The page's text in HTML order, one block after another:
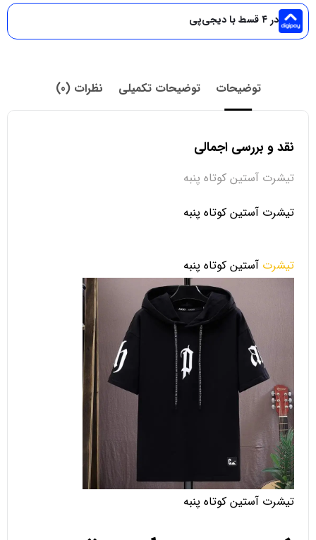
در ۴ قسط با دیجی‌پی
توضیحات توضیحات تکمیلی نظرات (0)
نقد و بررسی اجمالی
تیشرت آستین کوتاه پنبه
تیشرت آستین کوتاه پنبه
تیشرت آستین کوتاه پنبه
تیشرت آستین کوتاه پنبه